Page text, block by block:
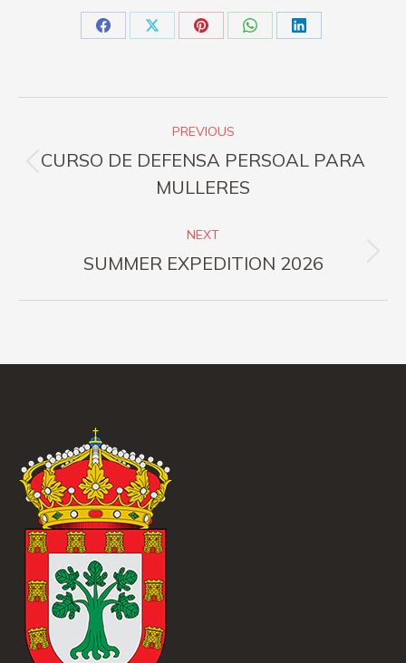
Share Share Share Share Share
navigation
PREVIOUS
Previous
post:
CURSO DE DEFENSA PERSOAL PARA
MULLERES
NEXT
Next
SUMMER EXPEDITION 2026